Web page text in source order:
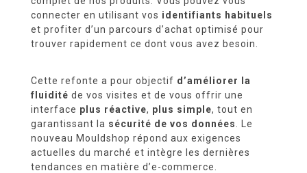
NOTRE
SHOWROOM
PRODUITS
connecter en utilisant vos identifiants habituels
et profiter d’un parcours d’achat optimisé pour
trouver rapidement ce dont vous avez besoin.
Cette refonte a pour objectif d’améliorer la
fluidité de vos visites et de vous offrir une
interface plus réactive, plus simple, tout en
garantissant la sécurité de vos données
. Le
nouveau Mouldshop répond aux exigences
actuelles du marché et intègre les dernières
tendances en matière d’e-commerce.